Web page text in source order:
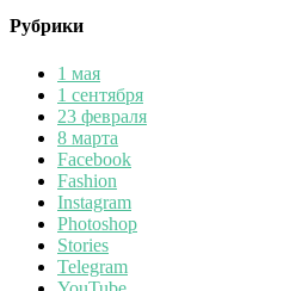
Рубрики
1 мая
1 сентября
23 февраля
8 марта
Facebook
Fashion
Instagram
Photoshop
Stories
Telegram